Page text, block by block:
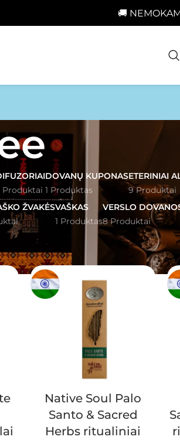
🚚 NEMOKAMAS
Produktai
DOVANŲ KUPONAS
1 Produktas
ETERINIAI
9 Produktai
ŽVAKĖSVAŠKAS
1 Produktas
VERSLO
8 Produktai
24
Native Soul Palo
Santo & Sacred
Herbs ritualiniai